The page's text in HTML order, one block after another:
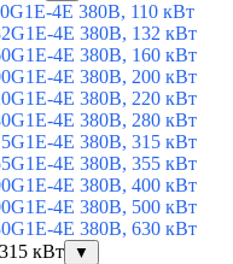
4E 380В, 110 кВт
4E 380В, 132 кВт
4E 380В, 160 кВт
4E 380В, 200 кВт
4E 380В, 220 кВт
4E 380В, 280 кВт
4E 380В, 315 кВт
4E 380В, 355 кВт
4E 380В, 400 кВт
4E 380В, 500 кВт
4E 380В, 630 кВт
кВт
▼